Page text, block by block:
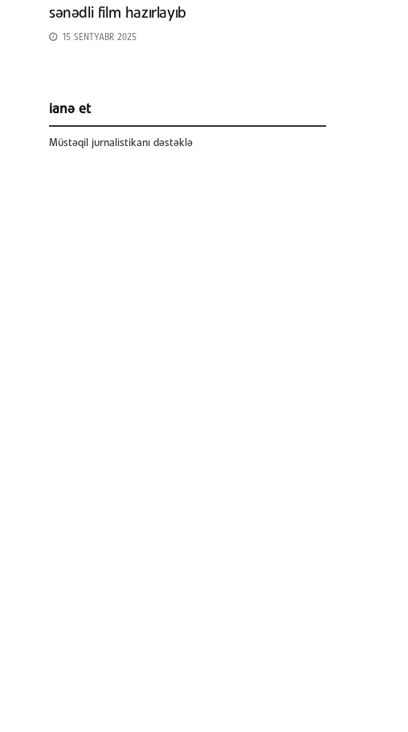
sənədli film hazırlayıb
15 SENTYABR 2025
ianə et
Müstəqil jurnalistikanı dəstəklə